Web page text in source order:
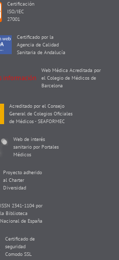
Certificación
ISO/IEC
27001
Certificado por la
Agencia de Calidad
Sanitaria de Andalucía
Web Médica Acreditada por
el Colegio de Médicos de
Barcelona
Acreditado por el Consejo
General de Colegios Oficiales
de Médicos - SEAFORMEC
Web de interés
sanitario por Portales
Médicos
Proyecto adherido
al Charter
Diversidad
ISSN 2341-1104 por
la Biblioteca
Nacional de España
Certificado de
seguridad
Comodo SSL